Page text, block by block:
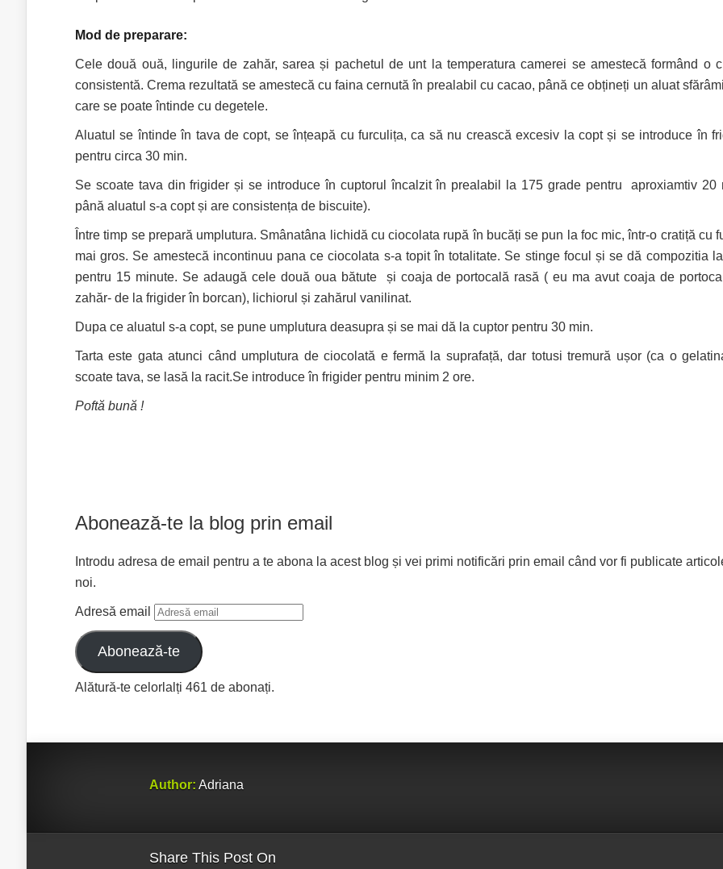
Mod de preparare:
Cele două ouă, lingurile de zahăr, sarea și pachetul de unt la temperatura camerei se amestecă formând o
consistentă. Crema rezultată se amestecă cu faina cernută în prealabil cu cacao, până ce obțineți un aluat
care se poate întinde cu degetele.
Aluatul se întinde în tava de copt, se înțeapă cu furculița, ca să nu crească excesiv la copt și se introduce în
pentru circa 30 min.
Se scoate tava din frigider și se introduce în cuptorul încalzit în prealabil la 175 grade pentru aproxiamtiv 20
până aluatul s-a copt și are consistența de biscuite).
Între timp se prepară umplutura. Smânatâna lichidă cu ciocolata rupă în bucăți se pun la foc mic, într-o cratiță cu
mai gros. Se amestecă incontinuu pana ce ciocolata s-a topit în totalitate. Se stinge focul și se dă compozitia
pentru 15 minute. Se adaugă cele două oua bătute și coaja de portocală rasă ( eu ma avut coaja de
zahăr- de la frigider în borcan), lichiorul și zahărul vanilinat.
Dupa ce aluatul s-a copt, se pune umplutura deasupra și se mai dă la cuptor pentru 30 min.
Tarta este gata atunci când umplutura de ciocolată e fermă la suprafață, dar totusi tremură ușor (ca o
scoate tava, se lasă la racit.Se introduce în frigider pentru minim 2 ore.
Poftă bună !
Abonează-te la blog prin email
Introdu adresa de email pentru a te abona la acest blog și vei primi notificări prin email când vor fi publicate
noi.
Adresă email
Abonează-te
Alătură-te celorlalți 461 de abonați.
Author: Adriana
Share This Post On